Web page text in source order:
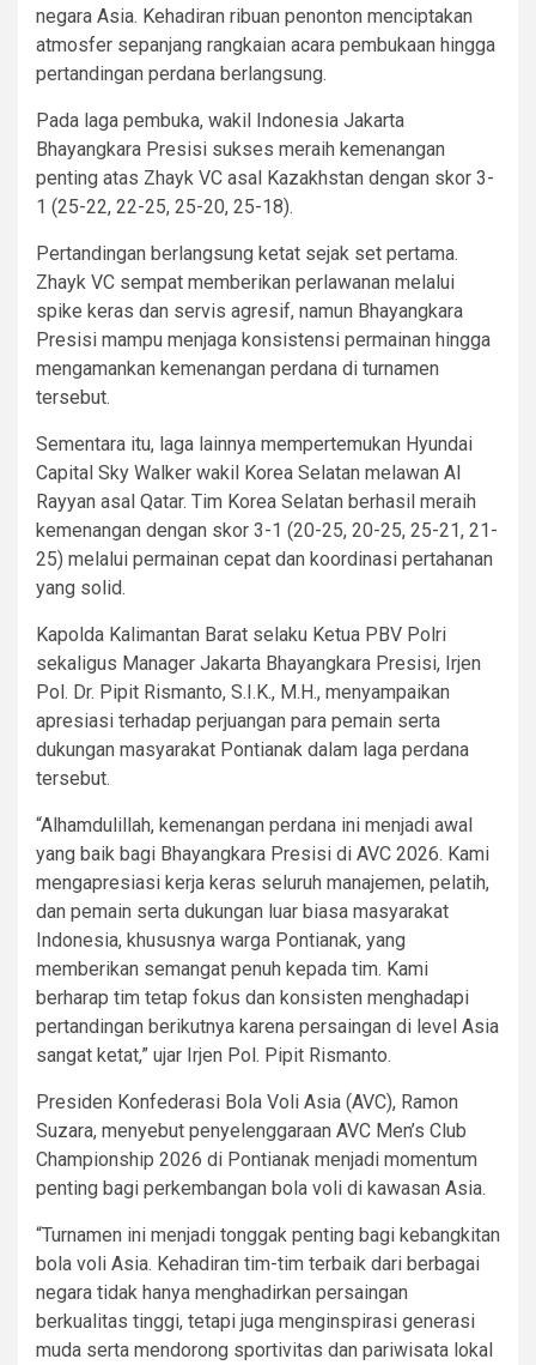
negara Asia. Kehadiran ribuan penonton menciptakan
atmosfer sepanjang rangkaian acara pembukaan hingga
pertandingan perdana berlangsung.
Pada laga pembuka, wakil Indonesia Jakarta
Bhayangkara Presisi sukses meraih kemenangan
penting atas Zhayk VC asal Kazakhstan dengan skor 3-
1 (25-22, 22-25, 25-20, 25-18).
Pertandingan berlangsung ketat sejak set pertama.
Zhayk VC sempat memberikan perlawanan melalui
spike keras dan servis agresif, namun Bhayangkara
Presisi mampu menjaga konsistensi permainan hingga
mengamankan kemenangan perdana di turnamen
tersebut.
Sementara itu, laga lainnya mempertemukan Hyundai
Capital Sky Walker wakil Korea Selatan melawan Al
Rayyan asal Qatar. Tim Korea Selatan berhasil meraih
kemenangan dengan skor 3-1 (20-25, 20-25, 25-21, 21-
25) melalui permainan cepat dan koordinasi pertahanan
yang solid.
Kapolda Kalimantan Barat selaku Ketua PBV Polri
sekaligus Manager Jakarta Bhayangkara Presisi, Irjen
Pol. Dr. Pipit Rismanto, S.I.K., M.H., menyampaikan
apresiasi terhadap perjuangan para pemain serta
dukungan masyarakat Pontianak dalam laga perdana
tersebut.
“Alhamdulillah, kemenangan perdana ini menjadi awal
yang baik bagi Bhayangkara Presisi di AVC 2026. Kami
mengapresiasi kerja keras seluruh manajemen, pelatih,
dan pemain serta dukungan luar biasa masyarakat
Indonesia, khususnya warga Pontianak, yang
memberikan semangat penuh kepada tim. Kami
berharap tim tetap fokus dan konsisten menghadapi
pertandingan berikutnya karena persaingan di level Asia
sangat ketat,” ujar Irjen Pol. Pipit Rismanto.
Presiden Konfederasi Bola Voli Asia (AVC), Ramon
Suzara, menyebut penyelenggaraan AVC Men’s Club
Championship 2026 di Pontianak menjadi momentum
penting bagi perkembangan bola voli di kawasan Asia.
“Turnamen ini menjadi tonggak penting bagi kebangkitan
bola voli Asia. Kehadiran tim-tim terbaik dari berbagai
negara tidak hanya menghadirkan persaingan
berkualitas tinggi, tetapi juga menginspirasi generasi
muda serta mendorong sportivitas dan pariwisata lokal